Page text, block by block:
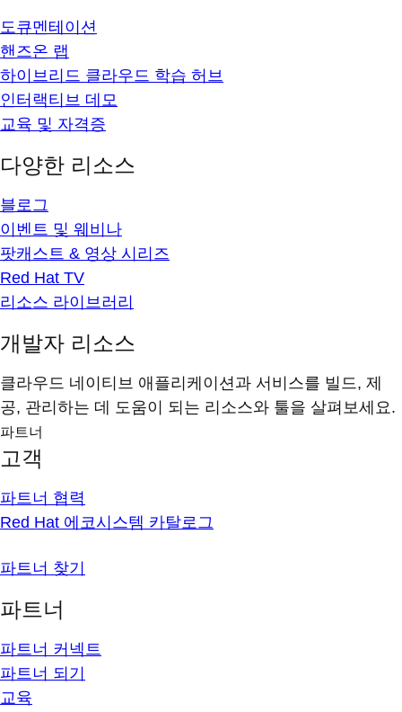
도큐멘테이션
핸즈온 랩
하이브리드 클라우드 학습 허브
인터랙티브 데모
교육 및 자격증
다양한 리소스
블로그
이벤트 및 웨비나
팟캐스트 & 영상 시리즈
Red Hat TV
리소스 라이브러리
개발자 리소스
클라우드 네이티브 애플리케이션과 서비스를 빌드, 제
공, 관리하는 데 도움이 되는 리소스와 툴을 살펴보세요.
파트너
고객
파트너 협력
Red Hat 에코시스템 카탈로그
파트너 찾기
파트너
파트너 커넥트
파트너 되기
교육